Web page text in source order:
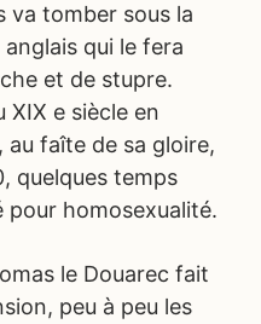
va tomber sous la
qui le fera
et de stupre.
XIX e siècle en
au faîte de sa gloire,
quelques temps
pour homosexualité.
le Douarec fait
peu à peu les